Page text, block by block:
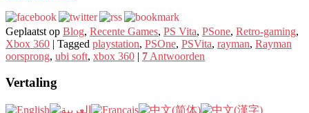
Geplaatst op Blog, Recente Games, PS Vita, PSone, Retro-gaming,
Xbox 360 | Tagged playstation, PSOne, PSVita, rayman, Rayman
oorsprong, ubi soft, xbox 360 | 7 Antwoorden
Vertaling